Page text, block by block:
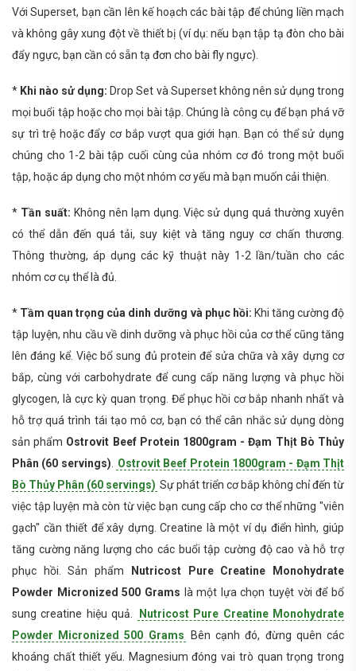
Với Superset, bạn cần lên kế hoạch các bài tập để chúng liền mạch
và không gây xung đột về thiết bị (ví dụ: nếu bạn tập tạ đòn cho bài
đẩy ngực, bạn cần có sẵn tạ đơn cho bài fly ngực).
* Khi nào sử dụng: Drop Set và Superset không nên sử dụng trong
mọi buổi tập hoặc cho mọi bài tập. Chúng là công cụ để bạn phá vỡ
sự trì trệ hoặc đẩy cơ bắp vượt qua giới hạn. Bạn có thể sử dụng
chúng cho 1-2 bài tập cuối cùng của nhóm cơ đó trong một buổi
tập, hoặc áp dụng cho một nhóm cơ yếu mà bạn muốn cải thiện.
* Tần suất: Không nên lạm dụng. Việc sử dụng quá thường xuyên
có thể dẫn đến quá tải, suy kiệt và tăng nguy cơ chấn thương.
Thông thường, áp dụng các kỹ thuật này 1-2 lần/tuần cho các
nhóm cơ cụ thể là đủ.
* Tầm quan trọng của dinh dưỡng và phục hồi: Khi tăng cường độ
tập luyện, nhu cầu về dinh dưỡng và phục hồi của cơ thể cũng tăng
lên đáng kể. Việc bổ sung đủ protein để sửa chữa và xây dựng cơ
bắp, cùng với carbohydrate để cung cấp năng lượng và phục hồi
glycogen, là cực kỳ quan trọng. Để phục hồi cơ bắp nhanh nhất và
hỗ trợ quá trình tái tạo mô cơ, bạn có thể cân nhắc sử dụng dòng
sản phẩm Ostrovit Beef Protein 1800gram - Đạm Thịt Bò Thủy
Phân (60 servings)
Ostrovit Beef Protein 1800gram - Đạm Thịt
Bò Thủy Phân (60 servings) Sự phát triển cơ bắp không chỉ đến từ
việc tập luyện mà còn từ việc bạn cung cấp cho cơ thể những "viên
gạch" cần thiết để xây dựng. Creatine là một ví dụ điển hình, giúp
tăng cường năng lượng cho các buổi tập cường độ cao và hỗ trợ
phục hồi. Sản phẩm
Nutricost Pure Creatine Monohydrate
Powder Micronized 500 Grams là một lựa chọn tuyệt vời để bổ
sung creatine hiệu quả.
Nutricost Pure Creatine Monohydrate
Powder Micronized 500 Grams
Bên cạnh đó, đừng quên các
khoáng chất thiết yếu. Magnesium đóng vai trò quan trọng trong